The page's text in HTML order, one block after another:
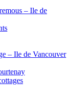
– Ile de
– Ile de Vancouver